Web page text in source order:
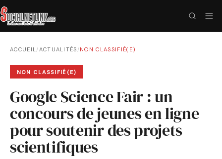
ACCUEIL/ACTUALITÉS /NON CLASSIFIÉ(E)
NON CLASSIFIÉ(E)
Google Science Fair : un
concours de jeunes en ligne
pour soutenir des projets
scientifiques